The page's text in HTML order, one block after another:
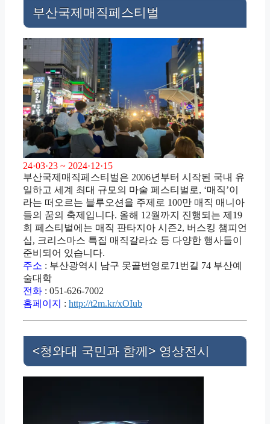
부산국제매직페스티벌
24·03·23 ~ 2024·12·15
부산국제매직페스티벌은 2006년부터 시작된 국내 유
일하고 세계 최대 규모의 마술 페스티벌로, ‘매직’이
라는 떠오르는 블루오션을 주제로 100만 매직 매니아
들의 꿈의 축제입니다. 올해 12월까지 진행되는 제19
회 페스티벌에는 매직 판타지아 시즌2, 버스킹 챔피언
십, 크리스마스 특집 매직갈라쇼 등 다양한 행사들이
준비되어 있습니다.
주소 : 부산광역시 남구 못골번영로71번길 74 부산예
술대학
전화 : 051-626-7002
홈페이지
: http://t2m.kr/xOIub
<청와대 국민과 함께> 영상전시